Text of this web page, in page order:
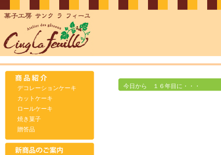
デコレーションケーキ
カットケーキ
ロールケーキ
焼き菓子
贈答品
今日から １６年目に・・・